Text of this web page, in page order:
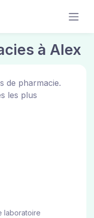
à Alex
de pharmacie.
les plus
laboratoire